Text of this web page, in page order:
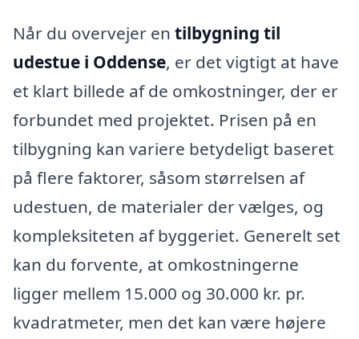
Når du overvejer en tilbygning til
udestue i Oddense, er det vigtigt at have
et klart billede af de omkostninger, der er
forbundet med projektet. Prisen på en
tilbygning kan variere betydeligt baseret
på flere faktorer, såsom størrelsen af
udestuen, de materialer der vælges, og
kompleksiteten af byggeriet. Generelt set
kan du forvente, at omkostningerne
ligger mellem 15.000 og 30.000 kr. pr.
kvadratmeter, men det kan være højere